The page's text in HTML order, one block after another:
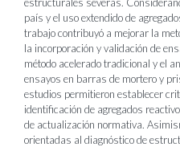
país y el uso extendido de
trabajo contribuyó a mejorar la
la incorporación y validación de
método acelerado tradicional y el
ensayos en barras de mortero y
estudios permitieron establecer
identificación de agregados
de actualización normativa.
orientadas al diagnóstico de